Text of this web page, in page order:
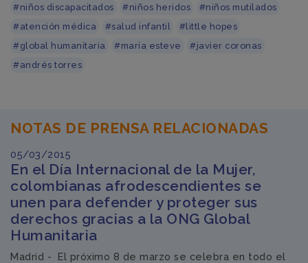
#niños discapacitados
#niños heridos
#niños mutilados
#atención médica
#salud infantil
#little hopes
#global humanitaria
#maría esteve
#javier coronas
#andrés torres
NOTAS DE PRENSA RELACIONADAS
05/03/2015
En el Día Internacional de la Mujer,
colombianas afrodescendientes se
unen para defender y proteger sus
derechos gracias a la ONG Global
Humanitaria
Madrid - El próximo 8 de marzo se celebra en todo el